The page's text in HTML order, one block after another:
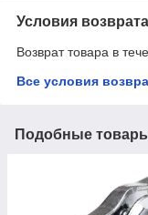
Условия возврата
Возврат товара в
Все условия
Подобные